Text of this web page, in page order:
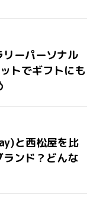
リーパーソナル
トでギフトにも
と西松屋を比
ンド？どんな